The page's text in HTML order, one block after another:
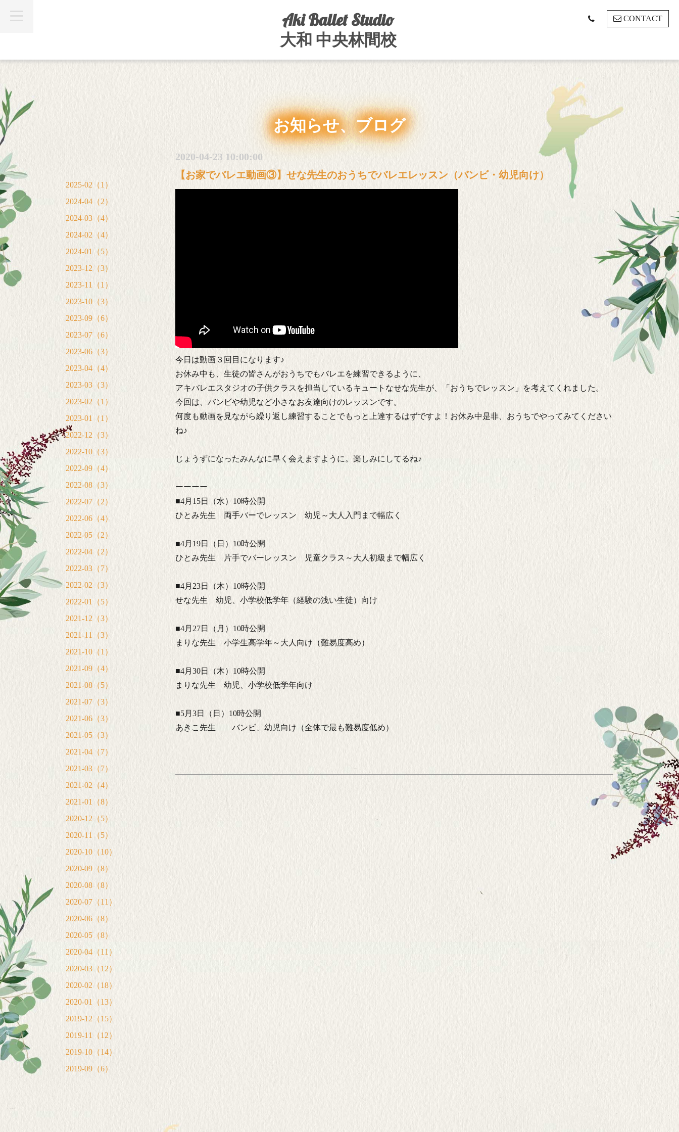
Aki Ballet Studio
大和 中央林間校
t
o
n
g
i
o
CONTACT
お知らせ、ブログ
2020-04-23 10:00:00
【お家でバレエ動画③】せな先生のおうちでバレエレッスン（バンビ・幼児向け）
今日は動画３回目になります♪
お休み中も、生徒の皆さんがおうちでもバレエを練習できるように、
アキバレエスタジオの子供クラスを担当しているキュートなせな先生が、「おうちでレッスン」を考えてくれました。
今回は、バンビや幼児など小さなお友達向けのレッスンです。
何度も動画を見ながら繰り返し練習することでもっと上達するはずですよ！お休み中是非、おうちでやってみてください
ね♪
じょうずになったみんなに早く会えますように。楽しみにしてるね♪
ーーーー
■4月15日（水）10時公開
ひとみ先生 両手バーでレッスン 幼児～大人入門まで幅広く
■4月19日（日）10時公開
ひとみ先生 片手でバーレッスン 児童クラス～大人初級まで幅広く
■4月23日（木）10時公開
せな先生 幼児、小学校低学年（経験の浅い生徒）向け
■4月27日（月）10時公開
まりな先生 小学生高学年～大人向け（難易度高め）
■4月30日（木）10時公開
まりな先生 幼児、小学校低学年向け
■5月3日（日）10時公開
あきこ先生 バンビ、幼児向け（全体で最も難易度低め）
2025-02（1）
2024-04（2）
2024-03（4）
2024-02（4）
2024-01（5）
2023-12（3）
2023-11（1）
2023-10（3）
2023-09（6）
2023-07（6）
2023-06（3）
2023-04（4）
2023-03（3）
2023-02（1）
2023-01（1）
2022-12（3）
2022-10（3）
2022-09（4）
2022-08（3）
2022-07（2）
2022-06（4）
2022-05（2）
2022-04（2）
2022-03（7）
2022-02（3）
2022-01（5）
2021-12（3）
2021-11（3）
2021-10（1）
2021-09（4）
2021-08（5）
2021-07（3）
2021-06（3）
2021-05（3）
2021-04（7）
2021-03（7）
2021-02（4）
2021-01（8）
2020-12（5）
2020-11（5）
2020-10（10）
2020-09（8）
2020-08（8）
2020-07（11）
2020-06（8）
2020-05（8）
2020-04（11）
2020-03（12）
2020-02（18）
2020-01（13）
2019-12（15）
2019-11（12）
2019-10（14）
2019-09（6）